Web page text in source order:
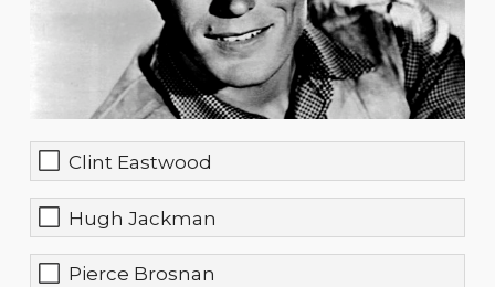
Clint Eastwood
Hugh Jackman
Pierce Brosnan